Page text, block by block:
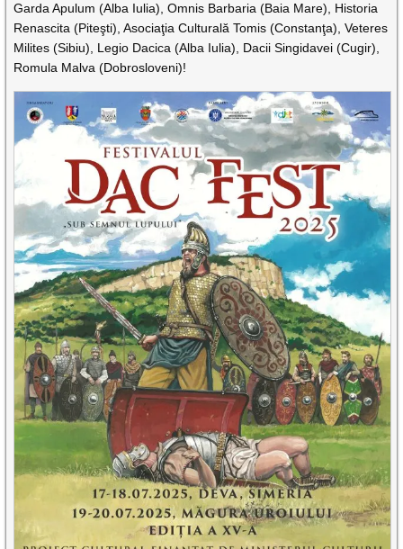
Garda Apulum (Alba Iulia), Omnis Barbaria (Baia Mare), Historia
Renascita (Piteşti), Asociaţia Culturală Tomis (Constanţa), Veteres
Milites (Sibiu), Legio Dacica (Alba Iulia), Dacii Singidavei (Cugir),
Romula Malva (Dobrosloveni)!